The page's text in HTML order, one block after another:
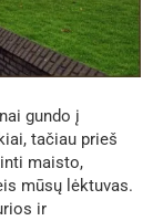
gundo į
tačiau prieš
maisto,
mūsų lėktuvas.
ir